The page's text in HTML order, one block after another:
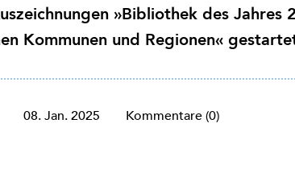
»Bibliothek des Jahres
Kommunen und Regionen«
08. Jan. 2025 Kommentare (0)